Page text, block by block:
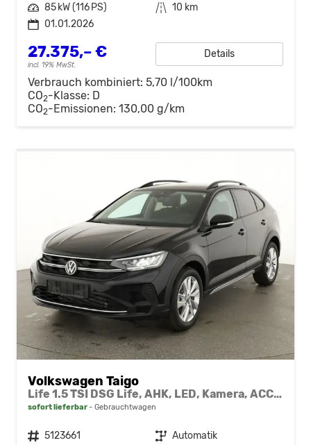
Leistung 85 kW (116 PS) Kilometerstand 10 km
01.01.2026
27.375,– €
incl. 19% MwSt.
Details
Verbrauch kombiniert: 5,70 l/100km
CO2-Klasse: D
CO2-Emissionen: 130,00 g/km
Volkswagen Taigo
Life 1.5 TSI DSG Life, AHK, LED, Kamera, ACC, Winter, 17-Zoll
sofort lieferbar Gebrauchtwagen
Fahrzeugnr. 5123661 Getriebe Automatik